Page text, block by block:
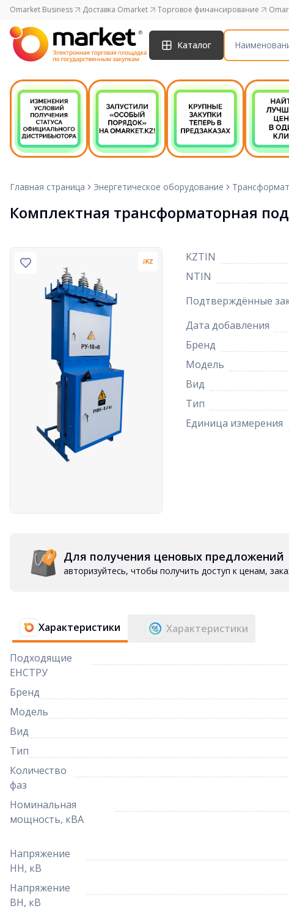
Omarket Business Доставка Omarket Торговое финансирование
Каталог
Главная страница Энергетическое оборудование
Комплектная трансформаторная
KZTIN
NTIN
Подтверждённые
Дата добавления
Бренд
Модель
Вид
Тип
Единица измерения
Для получения ценовых предложений
авторизуйтесь, чтобы получить доступ к ценам,
Характеристики Характеристики
Подходящие
ЕНСТРУ
Бренд
Модель
Вид
Тип
Количество
фаз
Номинальная
мощность, кВА
Напряжение
НН, кВ
Напряжение
ВН, кВ